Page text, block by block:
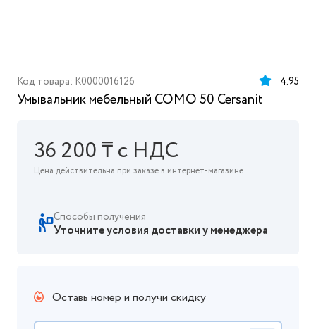
Код товара: K0000016126 4.95
Умывальник мебельный COMO 50 Cersanit
36 200 ₸ с НДС
Цена действительна при заказе в интернет-магазине.
Способы получения
Уточните условия доставки у менеджера
Оставь номер и получи скидку